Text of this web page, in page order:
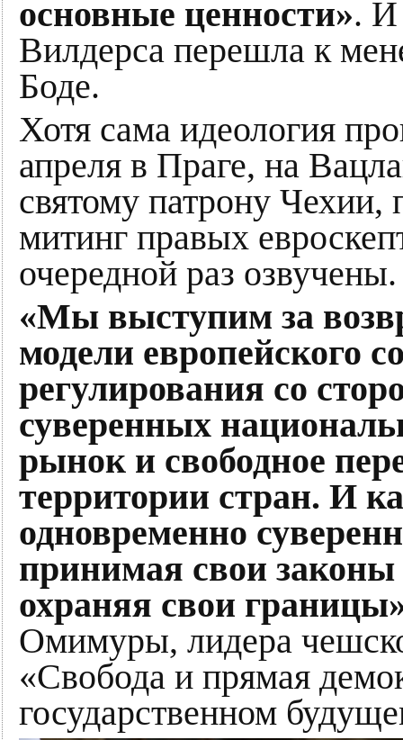
основные ценности». И
Вилдерса перешла к
Боде.
Хотя сама идеология
апреля в Праге, на
святому патрону Чехии,
митинг правых
очередной раз озвучены.
«Мы выступим за
модели европейского
регулирования со
суверенных
рынок и свободное
территории стран. И
одновременно
принимая свои законы
охраняя свои
Омимуры, лидера
«Свобода и прямая
государственном